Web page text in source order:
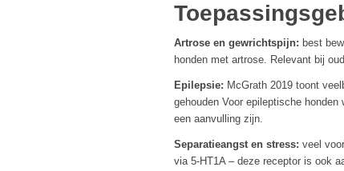
Artrose en gewrichtspijn: best
honden met artrose. Relevant bij
Epilepsie: McGrath 2019 toont
gehouden Voor epileptische
een aanvulling zijn.
Separatieangst en stress: veel
via 5-HT1A – deze receptor is ook